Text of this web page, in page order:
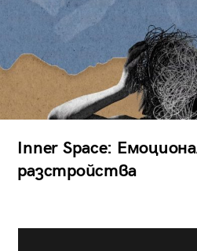
Inner Space:
разстройства